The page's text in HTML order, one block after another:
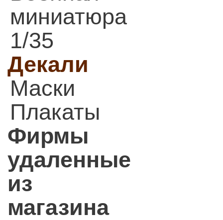
миниатюра
1/35
Декали
Маски
Плакаты
Фирмы
удаленные
из
магазина